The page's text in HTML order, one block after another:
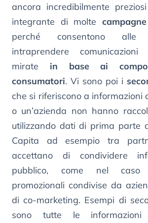
ancora incredibilmente
integrante di molte
perché consentono
intraprendere comunicazioni
mirate in base ai
consumatori. Vi sono poi i
che si riferiscono a informazioni
o un’azienda non hanno
utilizzando dati di prima parte
Capita ad esempio tra
accettano di condividere
pubblico, come nel
promozionali condivise da
di co-marketing. Esempi di
sono tutte le